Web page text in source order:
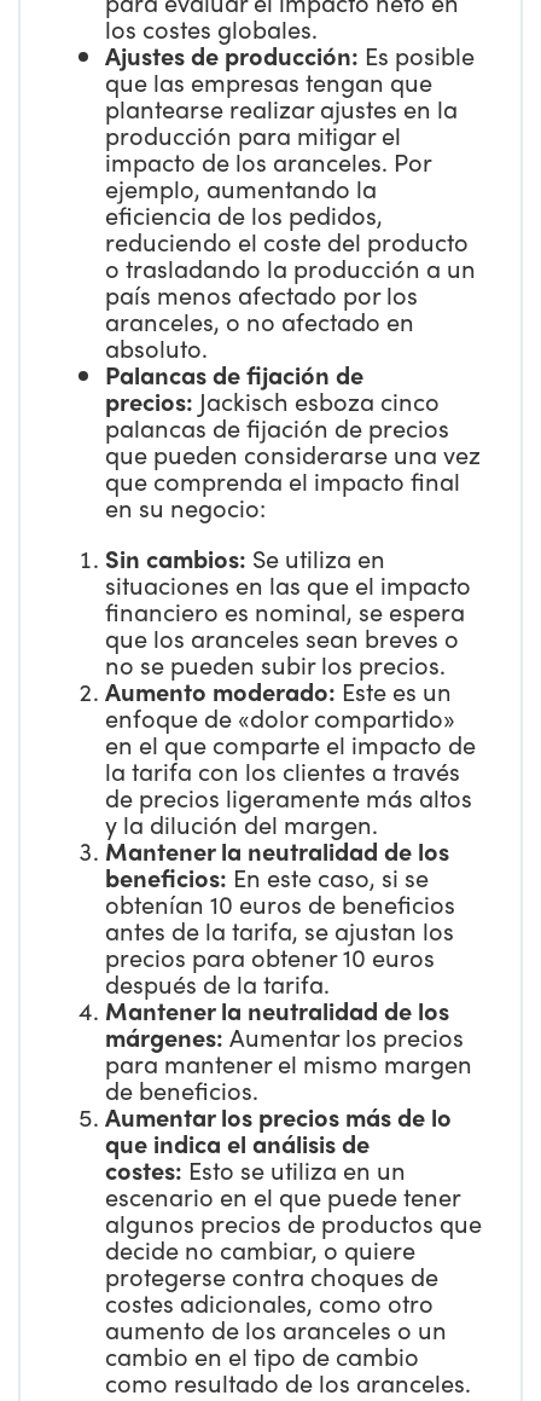
los costes globales.
Ajustes de producción: Es posible
que las empresas tengan que
plantearse realizar ajustes en la
producción para mitigar el
impacto de los aranceles. Por
ejemplo, aumentando la
eficiencia de los pedidos,
reduciendo el coste del producto
o trasladando la producción a un
país menos afectado por los
aranceles, o no afectado en
absoluto.
Palancas de fijación de
precios: Jackisch esboza cinco
palancas de fijación de precios
que pueden considerarse una vez
que comprenda el impacto final
en su negocio:
Sin cambios: Se utiliza en
situaciones en las que el impacto
financiero es nominal, se espera
que los aranceles sean breves o
no se pueden subir los precios.
Aumento moderado: Este es un
enfoque de «dolor compartido»
en el que comparte el impacto de
la tarifa con los clientes a través
de precios ligeramente más altos
y la dilución del margen.
Mantener la neutralidad de los
beneficios: En este caso, si se
obtenían 10 euros de beneficios
antes de la tarifa, se ajustan los
precios para obtener 10 euros
después de la tarifa.
Mantener la neutralidad de los
márgenes: Aumentar los precios
para mantener el mismo margen
de beneficios.
Aumentar los precios más de lo
que indica el análisis de
costes: Esto se utiliza en un
escenario en el que puede tener
algunos precios de productos que
decide no cambiar, o quiere
protegerse contra choques de
costes adicionales, como otro
aumento de los aranceles o un
cambio en el tipo de cambio
como resultado de los aranceles.